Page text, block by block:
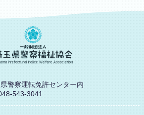
警察運転免許センター内
543-3041